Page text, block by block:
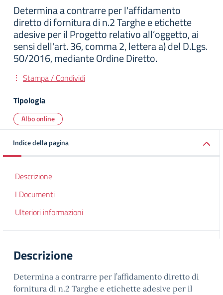
Determina a contrarre per l'affidamento
diretto di fornitura di n.2 Targhe e etichette
adesive per il Progetto relativo all’oggetto, ai
sensi dell'art. 36, comma 2, lettera a) del D.Lgs.
50/2016, mediante Ordine Diretto.
Stampa / Condividi
Tipologia
Albo online
Indice della pagina
Descrizione
I Documenti
Ulteriori informazioni
Descrizione
Determina a contrarre per l’affidamento diretto di
fornitura di n.2 Targhe e etichette adesive per il